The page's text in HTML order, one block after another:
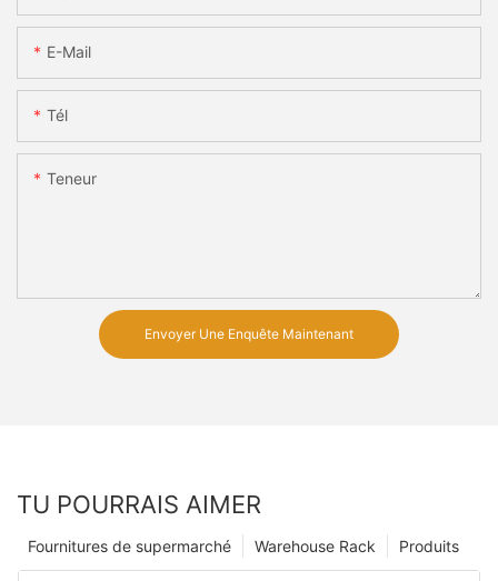
E-Mail
Tél
Teneur
Envoyer Une Enquête Maintenant
TU POURRAIS AIMER
Produits
Warehouse Rack
Fournitures de supermarché